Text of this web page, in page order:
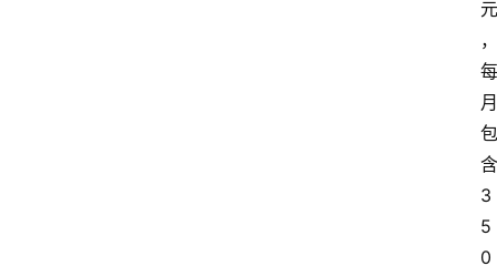
元
，
每
月
包
含
3
5
0